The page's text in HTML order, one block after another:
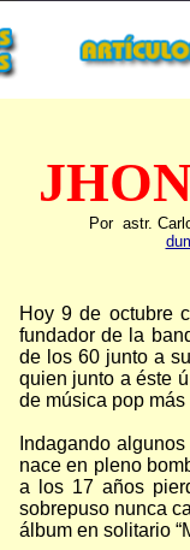
Por astr.
Hoy 9 de octubre
fundador de la
de los 60 junto a
quien junto a éste
de música pop
Indagando
nace en pleno
a los 17 años
sobrepuso nunca
álbum en solitario